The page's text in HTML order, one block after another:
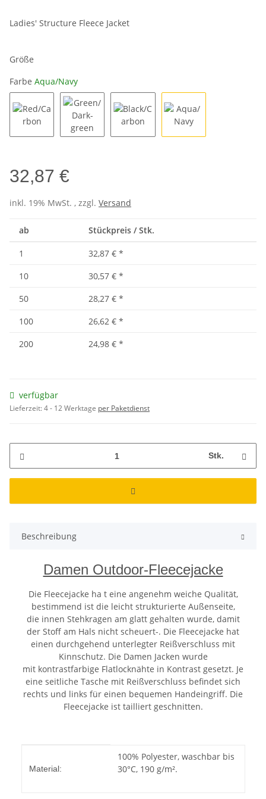
Ladies' Structure Fleece Jacket
Größe
Farbe Aqua/Navy
32,87 €
inkl. 19% MwSt. , zzgl. Versand
ab Stückpreis / Stk.
1 32,87 € *
10
30,57 € *
50
28,27 € *
100
26,62 € *
200
24,98 € *
verfügbar
Lieferzeit:4 - 12 Werktage per Paketdienst
Stk.
Beschreibung
Damen Outdoor-Fleecejacke
Die Fleecejacke ha t eine angenehm weiche Qualität,
bestimmend ist die leicht strukturierte Außenseite,
die innen Stehkragen am glatt gehalten wurde, damit
der Stoff am Hals nicht scheuert-. Die Fleecejacke hat
einen durchgehend unterlegter Reißverschluss mit
Kinnschutz. Die Damen Jacken wurde
mit kontrastfarbige Flatlocknähte in Kontrast gesetzt. Je
eine seitliche Tasche mit Reißverschluss befindet sich
rechts und links für einen bequemen Handeingriff. Die
Fleecejacke ist tailliert geschnitten.
Material:
100% Polyester, waschbar bis
30°C, 190 g/m².